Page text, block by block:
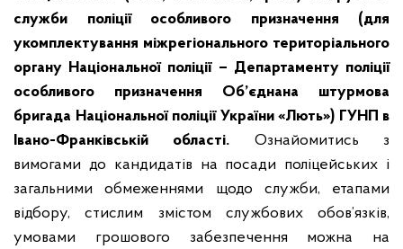
служби поліції особливого призначення (для
укомплектування міжрегіонального територіального
органу Національної поліції – Департаменту поліції
особливого призначення Об’єднана штурмова
бригада Національної поліції України «Лють») ГУНП в
Івано-Франківській області.
Ознайомитись з
вимогами до кандидатів на посади поліцейських і
загальними обмеженнями щодо служби, етапами
відбору, стислим змістом службових обов’язків,
умовами грошового забезпечення можна на